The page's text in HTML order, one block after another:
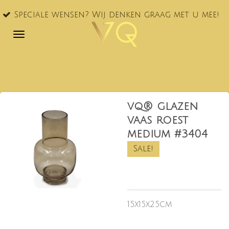
Ga
naar
wensen? Wij denken graag met u mee!
vq® glazen
vaas roest
medium #3404
Sale!
15x15x25cm